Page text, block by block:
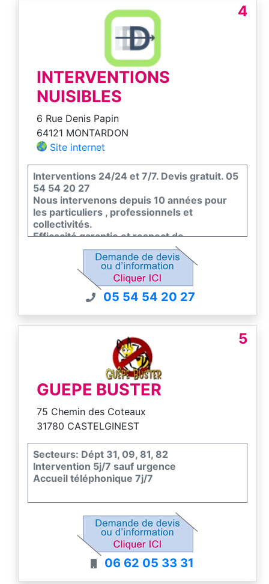
4
INTERVENTIONS
NUISIBLES
6 Rue Denis Papin
64121 MONTARDON
Site internet
Interventions 24/24 et 7/7. Devis gratuit. 05
54 54 20 27
Nous intervenons depuis 10 années pour
les particuliers , professionnels et
collectivités.
Efficacité garantie et respect de
l'environnement et de la faune et flore.
Nous sommes certifiés certiphyto -
certibiocide et nous sommes couvert par un
contrat d'assurance pour nos interventions.
05 54 54 20 27
5
GUEPE BUSTER
75 Chemin des Coteaux
31780 CASTELGINEST
Secteurs: Dépt 31, 09, 81, 82
Intervention 5j/7 sauf urgence
Accueil téléphonique 7j/7
06 62 05 33 31